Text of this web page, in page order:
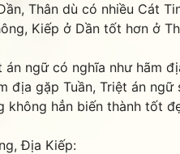
Thân dù có nhiều Cát
Kiếp ở Dần tốt hơn ở
ngữ có nghĩa như hãm
địa gặp Tuần, Triệt án
không hẳn biến thành tốt
Địa Kiếp: